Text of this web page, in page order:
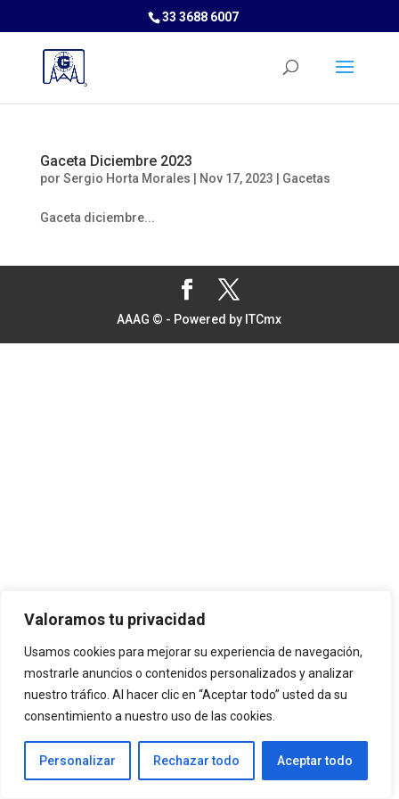
Valoramos tu privacidad
Usamos cookies para mejorar su experiencia de navegación,
mostrarle anuncios o contenidos personalizados y analizar
nuestro tráfico. Al hacer clic en “Aceptar todo” usted da su
consentimiento a nuestro uso de las cookies.
Personalizar Rechazar todo Aceptar todo
33 3688 6007
Gaceta Diciembre 2023
por Sergio Horta Morales Nov 17, 2023 Gacetas
Gaceta diciembre...
AAAG © - Powered by ITCmx